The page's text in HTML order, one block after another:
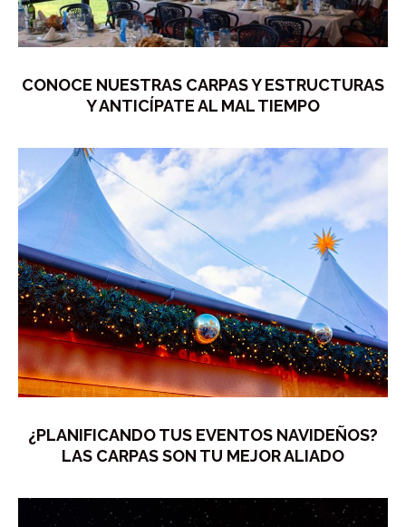
CONOCE NUESTRAS CARPAS Y ESTRUCTURAS
Y ANTICÍPATE AL MAL TIEMPO
¿PLANIFICANDO TUS EVENTOS NAVIDEÑOS?
LAS CARPAS SON TU MEJOR ALIADO